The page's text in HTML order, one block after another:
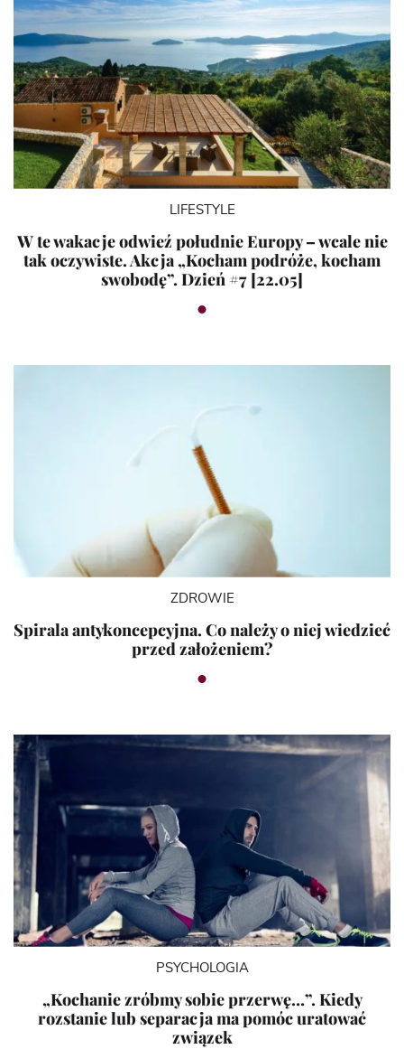
LIFESTYLE
W te wakacje odwieź południe Europy – wcale nie
tak oczywiste. Akcja „Kocham podróże, kocham
swobodę”. Dzień #7 [22.05]
ZDROWIE
Spirala antykoncepcyjna. Co należy o niej wiedzieć
przed założeniem?
PSYCHOLOGIA
„Kochanie zróbmy sobie przerwę…”. Kiedy
rozstanie lub separacja ma pomóc uratować
związek